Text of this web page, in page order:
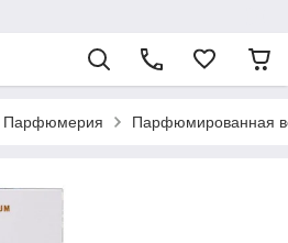
Парфюмерия Парфюмированная